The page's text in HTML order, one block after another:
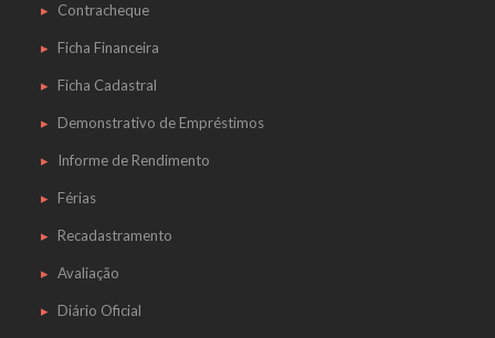
Contracheque
Ficha Financeira
Ficha Cadastral
Demonstrativo de Empréstimos
Informe de Rendimento
Férias
Recadastramento
Avaliação
Diário Oficial